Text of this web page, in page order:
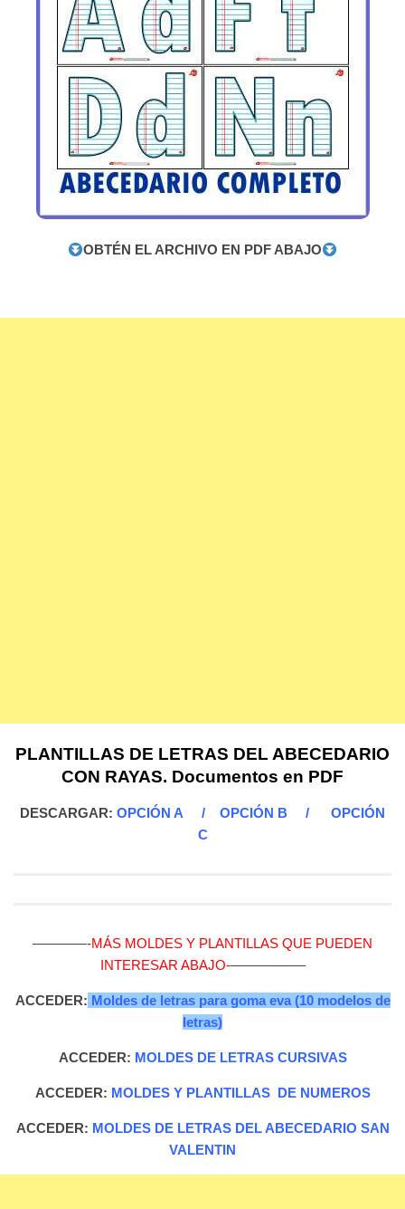
OBTÉN EL ARCHIVO EN PDF ABAJO
PLANTILLAS DE LETRAS DEL ABECEDARIO
CON RAYAS. Documentos en PDF
DESCARGAR: OPCIÓN A / OPCIÓN B / OPCIÓN
C
————-MÁS MOLDES Y PLANTILLAS QUE PUEDEN
INTERESAR ABAJO-—————–
ACCEDER: Moldes de letras para goma eva (10 modelos de
letras)
ACCEDER: MOLDES DE LETRAS CURSIVAS
ACCEDER: MOLDES Y PLANTILLAS DE NUMEROS
ACCEDER: MOLDES DE LETRAS DEL ABECEDARIO SAN
VALENTIN